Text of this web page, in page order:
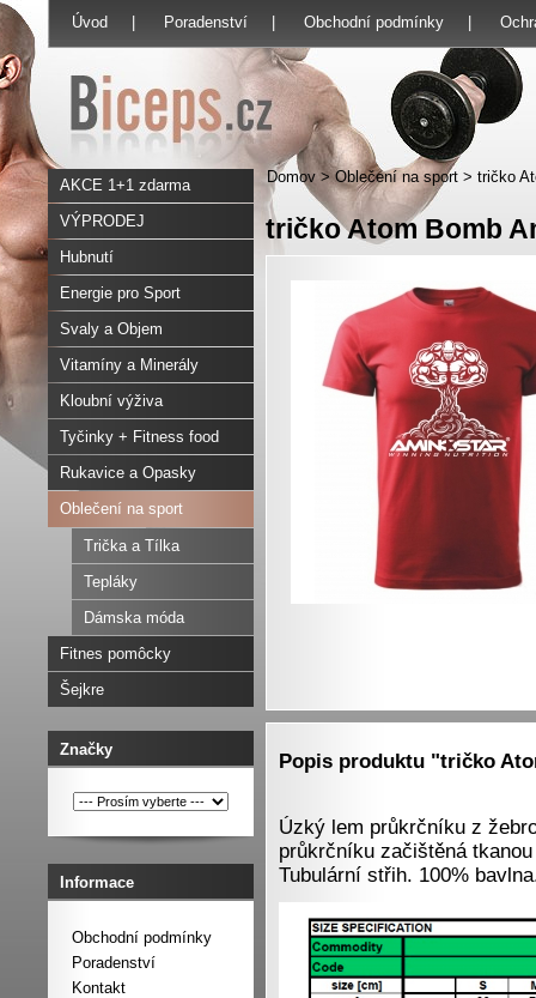
Úvod Poradenství Obchodní podmínky
Domov > Oblečení na sport > tričko
AKCE 1+1 zdarma
VÝPRODEJ
Hubnutí
Energie pro Sport
Svaly a Objem
Vitamíny a Minerály
Kloubní výživa
Tyčinky + Fitness food
Rukavice a Opasky
Oblečení na sport
Trička a Tílka
Tepláky
Dámska móda
Fitnes pomôcky
Šejkre
Značky
Informace
Obchodní podmínky
Poradenství
Kontakt
tričko Atom Bomb
Popis produktu "tričko
Úzký lem průkrčníku z
průkrčníku začištěná
Tubulární střih. 100%